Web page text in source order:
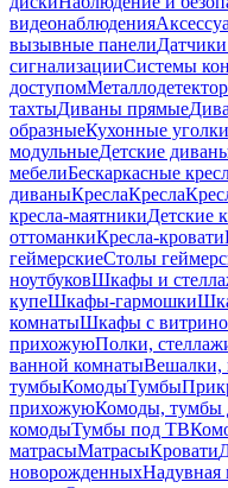
видеонаблюдения
вызывные панели
сигнализацииСистемы
доступом
тахтыДиваны прямые
образныеКухонные
модульныеДетские
мебелиБескаркасные
диваныКреслаКресла
кресла-маятникиДетские
оттоманкиКресла-кровати
геймерскиеСтолы
ноутбуковШкафы и
купеШкафы-гармошки
комнатыШкафы с
прихожуюПолки,
ванной комнатыВешалки,
тумбыКомодыТумбы
прихожуюКомоды, тумбы
комодыТумбы под ТВ
матрасыМатрасыКровати
новорожденныхНадувная